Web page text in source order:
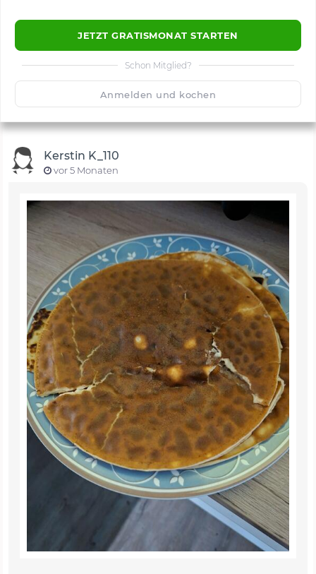
JETZT GRATISMONAT STARTEN
Schon Mitglied?
Anmelden und kochen
🙂 1500 Speichern
Kerstin K_110
vor 5 Monaten